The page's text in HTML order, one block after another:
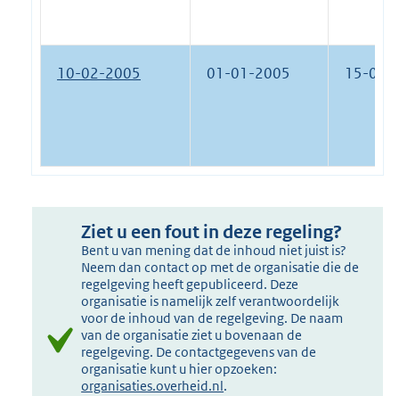
10-02-2005 01-01-2005 15-07-
Ziet u een fout in deze regeling?
Bent u van mening dat de inhoud niet juist is?
Neem dan contact op met de organisatie die de
regelgeving heeft gepubliceerd. Deze
organisatie is namelijk zelf verantwoordelijk
voor de inhoud van de regelgeving. De naam
van de organisatie ziet u bovenaan de
regelgeving. De contactgegevens van de
organisatie kunt u hier opzoeken:
organisaties.overheid.nl.